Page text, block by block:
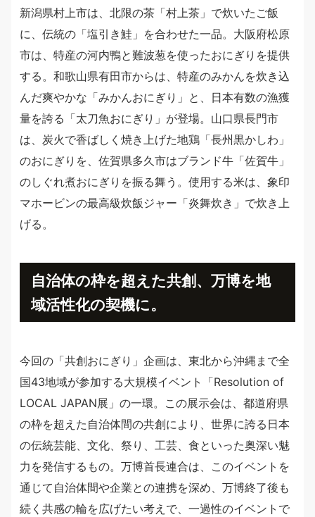
新潟県村上市は、北限の茶「村上茶」で炊いたご飯
に、伝統の「塩引き鮭」を合わせた一品。大阪府松原
市は、特産の河内鴨と難波葱を使ったおにぎりを提供
する。和歌山県有田市からは、特産のみかんを炊き込
んだ爽やかな「みかんおにぎり」と、日本有数の漁獲
量を誇る「太刀魚おにぎり」が登場。山口県長門市
は、炭火で香ばしく焼き上げた地鶏「長州黒かしわ」
のおにぎりを、佐賀県多久市はブランド牛「佐賀牛」
のしぐれ煮おにぎりを振る舞う。使用する米は、象印
マホービンの最高級炊飯ジャー「炎舞炊き」で炊き上
げる。
自治体の枠を超えた共創、万博を地
域活性化の契機に。
今回の「共創おにぎり」企画は、東北から沖縄まで全
国43地域が参加する大規模イベント「Resolution of
LOCAL JAPAN展」の一環。この展示会は、都道府県
の枠を超えた自治体間の共創により、世界に誇る日本
の伝統芸能、文化、祭り、工芸、食といった奥深い魅
力を発信するもの。万博首長連合は、このイベントを
通じて自治体間や企業との連携を深め、万博終了後も
続く共感の輪を広げたい考えで、一過性のイベントで